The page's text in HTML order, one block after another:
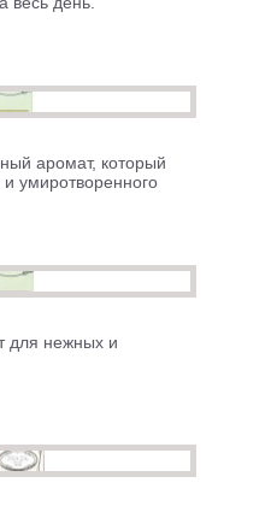
аромат, который
умиротворенного
для нежных и